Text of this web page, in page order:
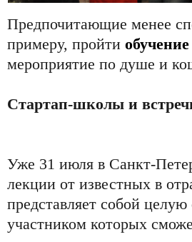
Предпочитающие менее
примеру, пройти
мероприятие по душе и
Стартап-школы и
Уже 31 июля в Санкт-
лекции от известных в
представляет собой
участником которых